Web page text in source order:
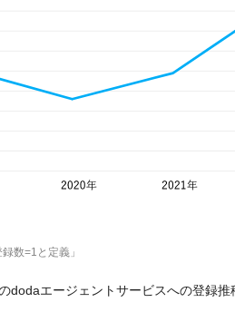
数=1と定義」
dodaエージェントサービスへの登録推